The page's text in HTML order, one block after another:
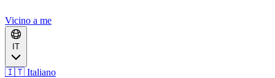
Vicino a me
IT
🇮🇹 Italiano